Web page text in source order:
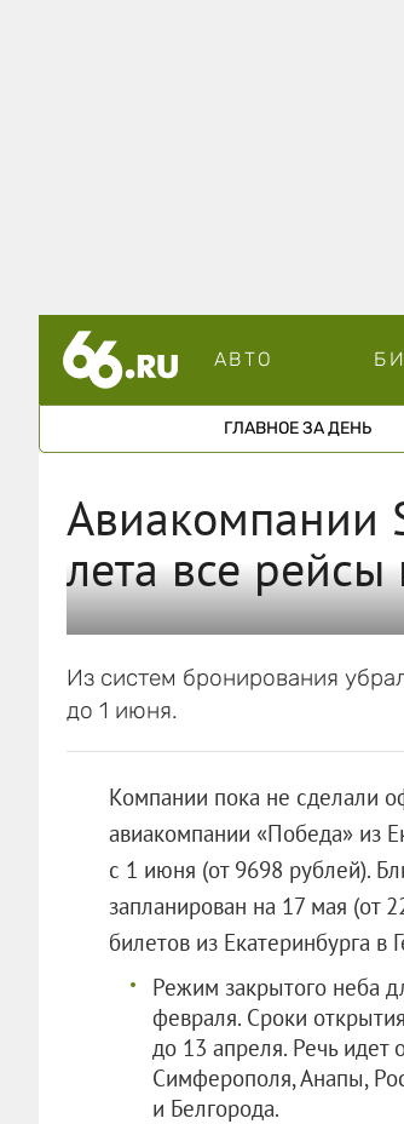
АВТО
ГЛАВНОЕ ЗА ДЕНЬ
Авиакомпании
лета все
Из систем бронирования
до 1 июня.
Компании пока не сделали
авиакомпании «Победа» из
с 1 июня (от 9698 рублей).
запланирован на 17 мая (от
билетов из Екатеринбурга
Режим закрытого неба
февраля. Сроки
до 13 апреля. Речь идет
Симферополя, Анапы,
и Белгорода.